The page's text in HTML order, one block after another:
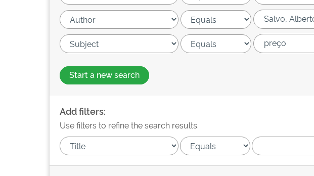
Start a new search
Add filters:
Use filters to refine the search results.